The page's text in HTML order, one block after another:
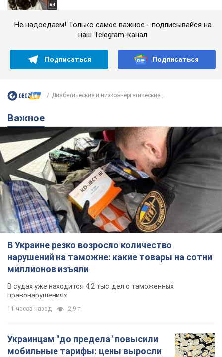
Не надоедаем! Только самое важное - подписывайся на
наш Telegram-канал
Подписаться Подписаться
Диабетические и низкоэнергетические...
Важное
В Украине резко возросло количество
нарушений на таможне: какие товары на сотни
миллионов изъяли
В судах уже находится 4,2 тыс. дел о таможенных
правонарушениях
11 часов назад 2,9 т.
Украинцам "до предела" повысили
мобильные тарифы: цены выросли